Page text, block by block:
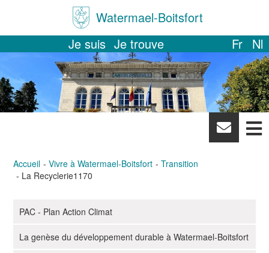
Watermael-Boitsfort
Je suis Je trouve Fr Nl
News
Accueil Vivre à Watermael-Boitsfort
Transition
La Recyclerie1170
N
v
PAC - Plan Action Climat
La genèse du développement durable à Watermael-Boitsfort